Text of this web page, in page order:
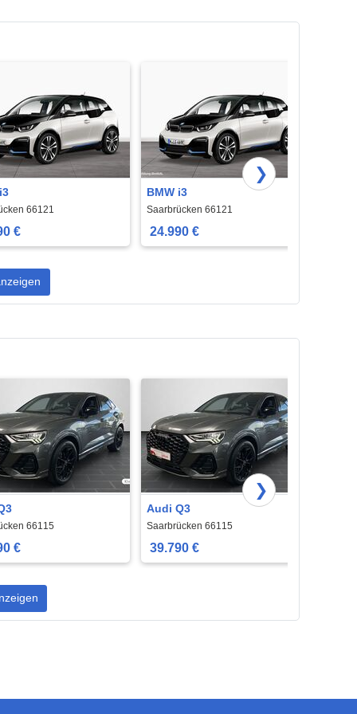
66121
€
BMW i3
Saarbrücken 66121
24.990 €
❯
66115
€
Audi Q3
Saarbrücken 66115
39.790 €
❯